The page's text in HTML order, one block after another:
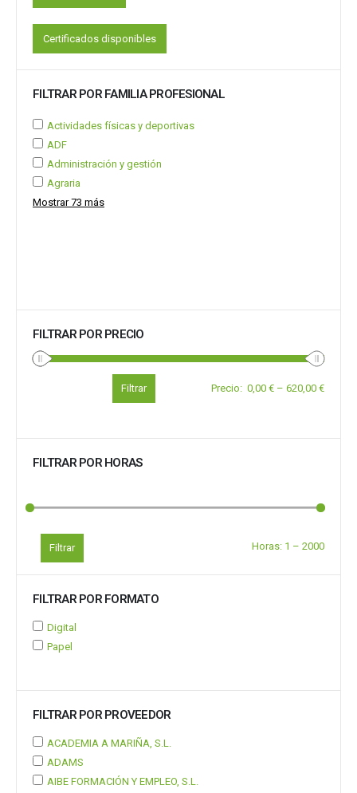
Certificados disponibles
FILTRAR POR FAMILIA PROFESIONAL
Actividades físicas y deportivas
ADF
Administración y gestión
Agraria
Mostrar 73 más
FILTRAR POR PRECIO
Filtrar Precio: 0,00 € – 620,00 €
FILTRAR POR HORAS
Filtrar Horas: 1 – 2000
FILTRAR POR FORMATO
Digital
Papel
FILTRAR POR PROVEEDOR
ACADEMIA A MARIÑA, S.L.
ADAMS
AIBE FORMACIÓN Y EMPLEO, S.L.